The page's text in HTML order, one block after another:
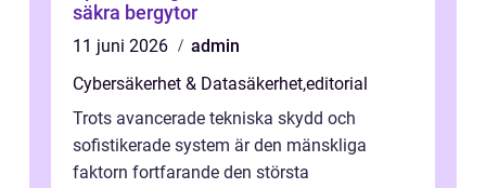
säkra bergytor
11 juni 2026
admin
Cybersäkerhet & Datasäkerhet,editorial
Trots avancerade tekniska skydd och
sofistikerade system är den mänskliga
faktorn fortfarande den största